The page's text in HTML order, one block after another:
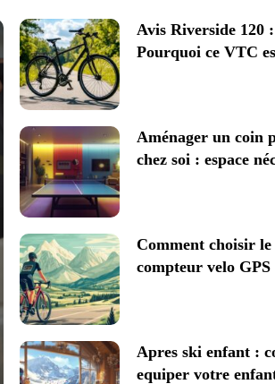
Avis Riverside 120
Pourquoi ce VTC
Aménager un coin
chez soi : espace
Comment choisir le
compteur velo
Apres ski enfant :
equiper votre